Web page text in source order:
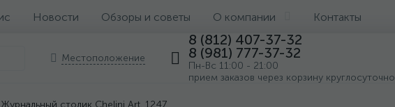
Новости Обзоры и советы О компании Контакты
Местоположение
8 (812) 407-37-32
8 (981) 777-37-32
Пн-Вс 11:00 - 21:00
прием заказов через корзину круглосуточно
Журнальный столик Chelini Art. 1247